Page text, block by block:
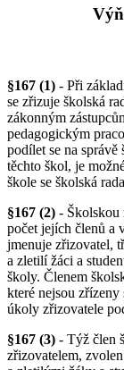
§167 (1) - Při
se zřizuje školská
zákonným
pedagogickým
podílet se na
těchto škol, je
škole se školská
§167 (2) - Školskou
počet jejích členů a
jmenuje zřizovatel,
a zletilí žáci a
školy. Členem
které nejsou
úkoly zřizovatele
§167 (3) - Týž člen
zřizovatelem,